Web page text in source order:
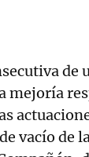
de
mejoría
vacío de